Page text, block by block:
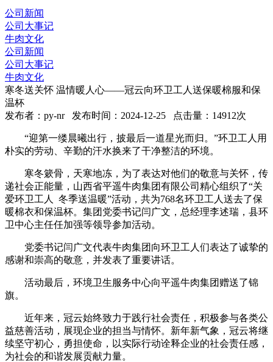
公司新闻
公司大事记
牛肉文化
公司新闻
公司大事记
牛肉文化
寒冬送关怀 温情暖人心——冠云向环卫工人送保暖棉服和保
温杯
发布者：py-nr 发布时间：2024-12-25 点击量：14912次
“迎第一缕晨曦出行，披最后一道星光而归。”环卫工人用
朴实的劳动、辛勤的汗水换来了干净整洁的环境。
寒冬簌骨，天寒地冻，为了表达对他们的敬意与关怀，传
递社会正能量，山西省平遥牛肉集团有限公司精心组织了“关
爱环卫工人 冬季送温暖”活动，共为768名环卫工人送去了保
暖棉衣和保温杯。集团党委书记闫广文，总经理李述瑞，县环
卫中心主任任加强等领导参加活动。
党委书记闫广文代表牛肉集团向环卫工人们表达了诚挚的
感谢和崇高的敬意，并发表了重要讲话。
活动最后，环境卫生服务中心向平遥牛肉集团赠送了锦
旗。
近年来，冠云始终致力于践行社会责任，积极参与各类公
益慈善活动，展现企业的担当与情怀。新年新气象，冠云将继
续坚守初心，勇担使命，以实际行动诠释企业的社会责任感，
为社会的和谐发展贡献力量。